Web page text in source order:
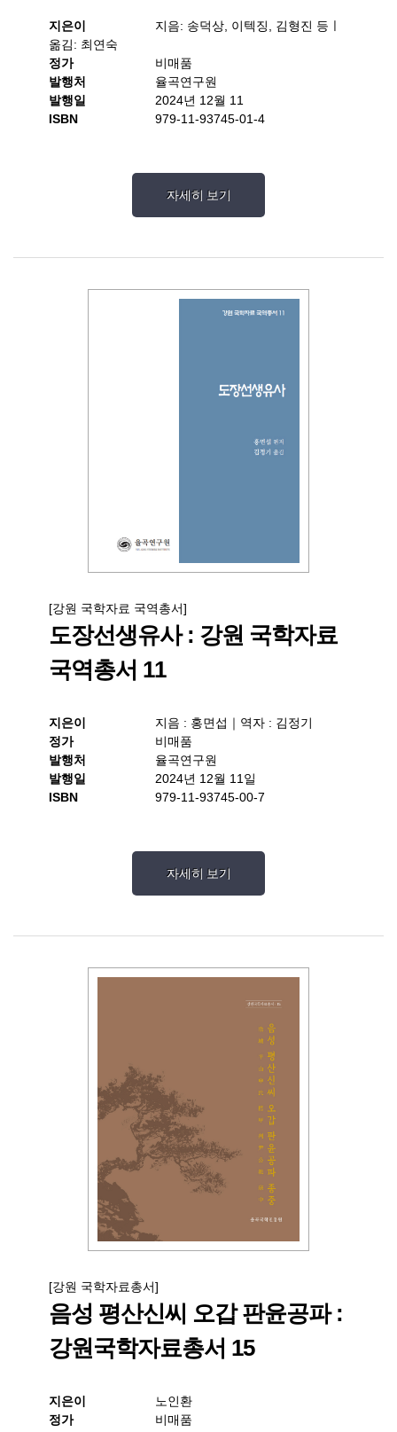
지은이
지음: 송덕상, 이텍징, 김형진 등ㅣ
옮김: 최연숙
정가
비매품
발행처
율곡연구원
발행일
2024년 12월 11
ISBN
979-11-93745-01-4
자세히 보기
[강원 국학자료 국역총서]
도장선생유사 : 강원 국학자료
국역총서 11
지은이
지음 : 홍면섭｜역자 : 김정기
정가
비매품
발행처
율곡연구원
발행일
2024년 12월 11일
ISBN
979-11-93745-00-7
자세히 보기
[강원 국학자료총서]
음성 평산신씨 오갑 판윤공파 :
강원국학자료총서 15
지은이
노인환
정가
비매품